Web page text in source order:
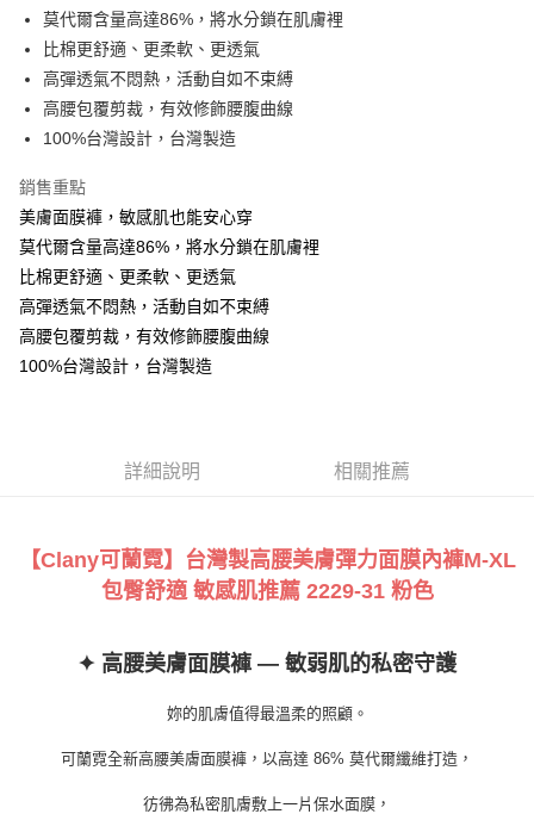
全盈+PAY
AFTEE先享後付
相關說明
【關於「AFTEE先享後付」】
AFTEE先享後付是「在收到商品之後才付款」的支付方式。 讓您購物簡單
１．簡單：不需註冊會員、不需綁卡、不需儲值。
２．便利：只要手機號碼，簡訊認證，即可結帳。
３．安心：先確認商品／服務後，再付款。
【「AFTEE先享後付」結帳流程】
１．於結帳方式選擇「AFTEE先享後付」後，將跳轉至「AFTEE先享後付」
結帳頁面，進行簡訊認證並確認金額後，即可完成結帳。
２．訂單成立數日內，您將收到繳費通知簡訊。
ATM／網路銀行／等多元方式進行付款，方視為交易完成。
※ 交易是否成功請以「AFTEE先享後付 」之結帳頁面顯示為準，若有關於
是否繳費成功／繳費後需取消欲退款等相關疑問，請聯繫「AFTEE先享後付
１．透過由恩沛科技股份有限公司提供之「AFTEE先享後付」服務完成之交
易，需依本服務之必要範圍內提供個人資料，並將交易相關給付款項請求債
https://aftee.tw/terms/#terms3
３．未成年的使用者請事先徵得法定代理人或監護人之同意方可使用
時審查核予不同之上限額度；若仍有額度不足之情形，本公司將視審查結果
５．嚴禁一人註冊多個帳號或使用他人資訊註冊。若發現惡意使用之情形，
ATM付款
運送方式
全家付款取貨
付款後全家取貨
每筆NT$90，滿NT$888(含以上)免運費
付款後7-11取貨
每筆NT$90，滿NT$1,000(含以上)免運費
莫代爾含量高達86%，將水分鎖在肌膚裡
比棉更舒適、更柔軟、更透氣
高彈透氣不悶熱，活動自如不束縛
高腰包覆剪裁，有效修飾腰腹曲線
100%台灣設計，台灣製造
銷售重點
美膚面膜褲，敏感肌也能安心穿
莫代爾含量高達86%，將水分鎖在肌膚裡
比棉更舒適、更柔軟、更透氣
高彈透氣不悶熱，活動自如不束縛
高腰包覆剪裁，有效修飾腰腹曲線
100%台灣設計，台灣製造
詳細說明 相關推薦
【Clany可蘭霓】台灣製高腰美膚彈力面膜內褲M-XL
包臀舒適 敏感肌推薦 2229-31 粉色
✦ 高腰美膚面膜褲 — 敏弱肌的私密守護
妳的肌膚值得最溫柔的照顧。
可蘭霓全新高腰美膚面膜褲，以高達 86% 莫代爾纖維打造，
彷彿為私密肌膚敷上一片保水面膜，